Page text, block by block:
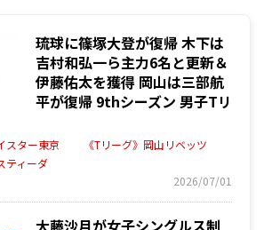
琉球に篠塚大登が復帰 木下は
吉村和弘一ら主力6名と更新＆
伊藤佑太を獲得 岡山は三部航
平が復帰 9thシーズン 男子Tリ
スター東京
《Tリーグ》岡山リベッツ
ティーダ
2026/07/01